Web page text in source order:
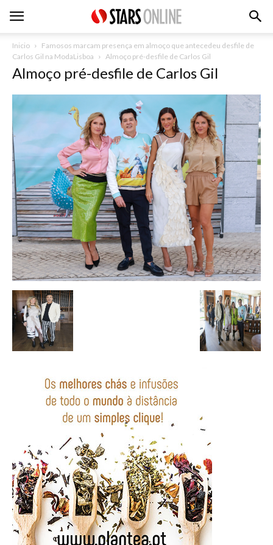
Inicio
Famosos marcam presença em almoço que antecedeu desfile de
Carlos Gil na ModaLisboa
Almoço pré-desfile de Carlos Gil
Almoço pré-desfile de Carlos Gil